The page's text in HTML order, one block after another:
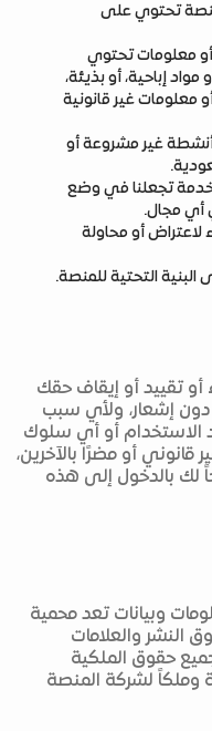
تحتوي على
أو معلومات تحتوي
إباحية، أو بذيئة،
معلومات غير قانونية
غير مشروعة أو
خدمة تجعلنا في وضع
أي مجال.
لاعتراض أو محاولة
البنية التحتية للمنصة.
أو تقييد أو إيقاف حقك
إشعار، ولأي سبب
الاستخدام أو أي سلوك
قانوني أو مضرًا بالآخرين،
لك بالدخول إلى هذه
وبيانات تعد محمية
النشر والعلامات
حقوق الملكية
وملكاً لشركة المنصة